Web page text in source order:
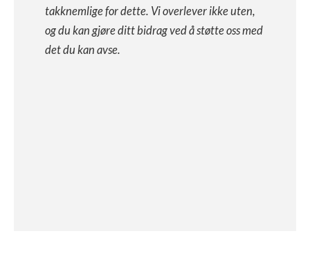
takknemlige for dette. Vi overlever ikke uten,
og du kan gjøre ditt bidrag ved å støtte oss med
det du kan avse.